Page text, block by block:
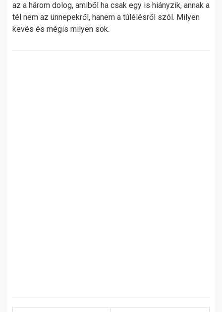
az a három dolog, amiből ha csak egy is hiányzik, annak a
tél nem az ünnepekről, hanem a túlélésről szól. Milyen
kevés és mégis milyen sok.